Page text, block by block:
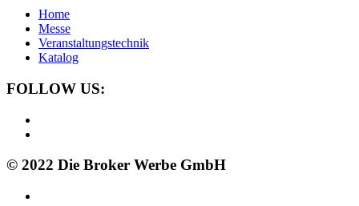
Home
Messe
Veranstaltungstechnik
Katalog
FOLLOW US:
© 2022 Die Broker Werbe GmbH